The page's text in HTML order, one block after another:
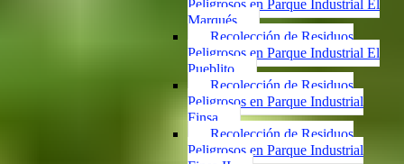
Peligrosos en Parque Industrial El
Marqués
Recolección de Residuos
Peligrosos en Parque Industrial El
Pueblito
Recolección de Residuos
Peligrosos en Parque Industrial
Finsa
Recolección de Residuos
Peligrosos en Parque Industrial